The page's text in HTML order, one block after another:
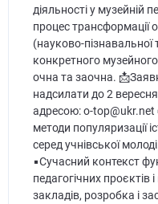
діяльності у музейній
процес трансформації
(науково-пізнавальної
конкретного
очна та заочна.
надсилати до 2
адресою: o-top@ukr.net
методи популяризації
серед учнівської
▪️Сучасний контекст
педагогічних
закладів, розробка і